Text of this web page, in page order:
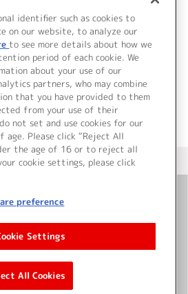
グサイト トップページへ
お問い合わせ
イト利用について
Namco Music Live Inc.
identifier such as cookies to
on our website, to analyze our
to see more details about how we
period of each cookie. We
about your use of our
partners, who may combine
that you have provided to them
from your use of their
not set and use cookies for our
age. Please click “Reject All
the age of 16 or to reject all
cookie settings, please click
preference
Settings
All Cookies